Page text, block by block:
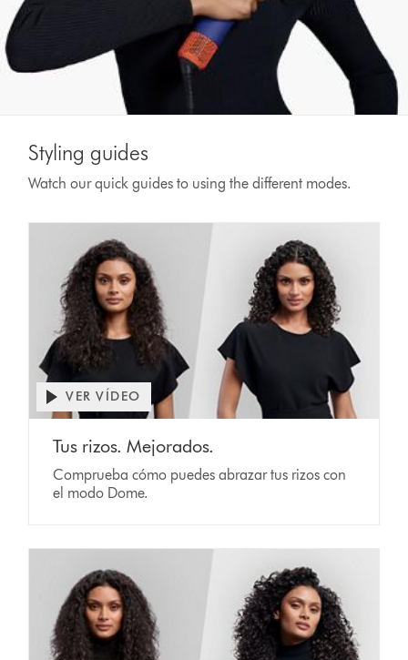
Styling guides
Watch our quick guides to using the different modes.
VER VÍDEO
Tus rizos. Mejorados.
Comprueba cómo puedes abrazar tus rizos con
el modo Dome.